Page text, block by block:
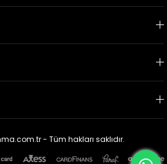
- Tüm hakları saklıdır.